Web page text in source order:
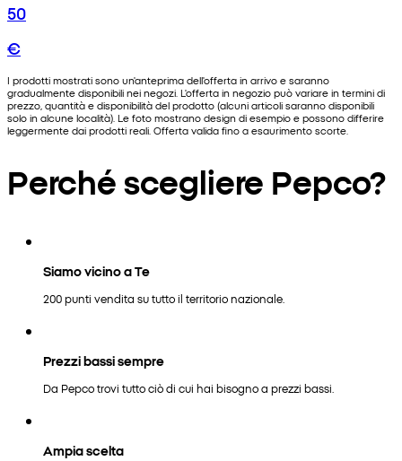
50
€
I prodotti mostrati sono un'anteprima dell'offerta in arrivo e saranno
gradualmente disponibili nei negozi. L'offerta in negozio può variare in termini di
prezzo, quantità e disponibilità del prodotto (alcuni articoli saranno disponibili
solo in alcune località). Le foto mostrano design di esempio e possono differire
leggermente dai prodotti reali. Offerta valida fino a esaurimento scorte.
Perché scegliere Pepco?
Siamo vicino a Te
200 punti vendita su tutto il territorio nazionale.
Prezzi bassi sempre
Da Pepco trovi tutto ciò di cui hai bisogno a prezzi bassi.
Ampia scelta